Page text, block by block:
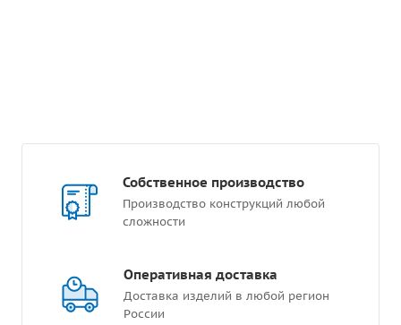
Собственное производство
Производство конструкций любой
сложности
Оперативная доставка
Доставка изделий в любой регион
России